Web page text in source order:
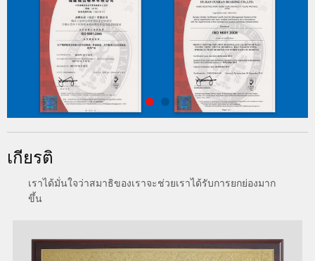
เกียรติ
เราได้มั่นใจว่าสมาธิของเราจะช่วยเราได้รับการยกย่องมาก
ขึ้น